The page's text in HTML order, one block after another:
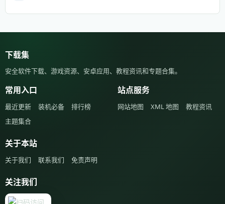
下载集
安全软件下载、游戏资源、安卓应用、教程资讯和专题合集。
常用入口
最近更新 装机必备
排行榜
主题集合
站点服务
网站地图 XML 地图 教程资讯
关于本站
关于我们 联系我们 免责声明
关注我们